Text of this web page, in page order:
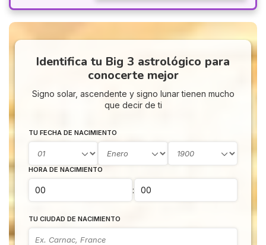
Identifica tu Big 3 astrológico para
conocerte mejor
Signo solar, ascendente y signo lunar tienen mucho
que decir de ti
TU FECHA DE NACIMIENTO
HORA DE NACIMIENTO
:
TU CIUDAD DE NACIMIENTO